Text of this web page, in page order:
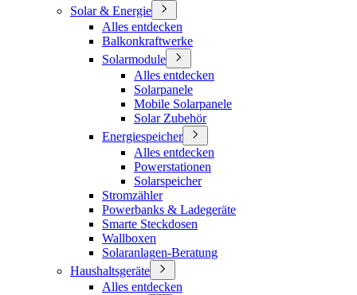
Solar & Energie
Alles entdecken
Balkonkraftwerke
Solarmodule
Alles entdecken
Solarpanele
Mobile Solarpanele
Solar Zubehör
Energiespeicher
Alles entdecken
Powerstationen
Solarspeicher
Stromzähler
Powerbanks & Ladegeräte
Smarte Steckdosen
Wallboxen
Solaranlagen-Beratung
Haushaltsgeräte
Alles entdecken